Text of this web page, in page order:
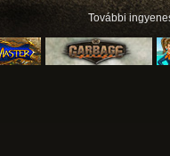
További